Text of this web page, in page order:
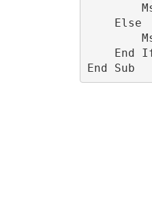
    Else
End